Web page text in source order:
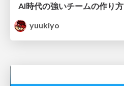
AI時代の強いチームの作り方
yuukiyo